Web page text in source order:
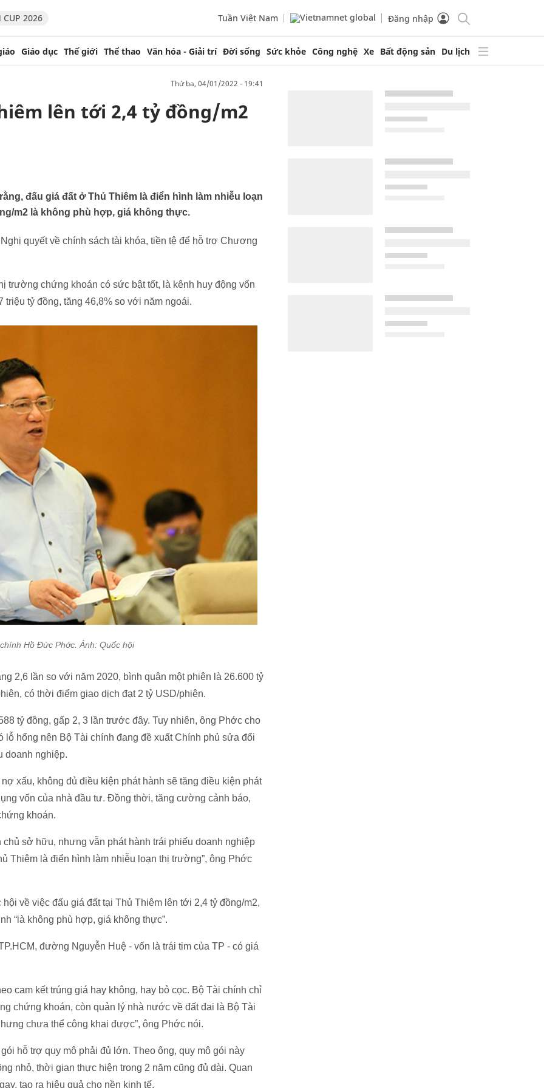
CUP 2026 Tuần Việt Nam Đăng nhập
Giáo dục Thế giới Thể thao Văn hóa - Giải trí Đời sống Sức khỏe Công nghệ Xe Bất động sản Du lịch
thứ ba, 04/01/2022 - 19:41
lên tới 2,4 tỷ đồng/m2
đấu giá đất ở Thủ Thiêm là điển hình làm nhiễu loạn
m2 là không phù hợp, giá không thực.
quyết về chính sách tài khóa, tiền tệ để hỗ trợ Chương
chứng khoán có sức bật tốt, là kênh huy động vốn
tỷ đồng, tăng 46,8% so với năm ngoái.
Hồ Đức Phớc. Ảnh: Quốc hội
2,6 lần so với năm 2020, bình quân một phiên là 26.600 tỷ
có thời điểm giao dịch đạt 2 tỷ USD/phiên.
tỷ đồng, gấp 2, 3 lần trước đây. Tuy nhiên, ông Phớc cho
lỗ hổng nên Bộ Tài chính đang đề xuất Chính phủ sửa đổi
doanh nghiệp.
xấu, không đủ điều kiện phát hành sẽ tăng điều kiện phát
vốn của nhà đầu tư. Đồng thời, tăng cường cảnh báo,
khoán.
sở hữu, nhưng vẫn phát hành trái phiếu doanh nghiệp
Thiêm là điển hình làm nhiễu loạn thị trường”, ông Phớc
về việc đấu giá đất tại Thủ Thiêm lên tới 2,4 tỷ đồng/m2,
“là không phù hợp, giá không thực”.
đường Nguyễn Huệ - vốn là trái tim của TP - có giá
cam kết trúng giá hay không, hay bỏ cọc. Bộ Tài chính chỉ
chứng khoán, còn quản lý nhà nước về đất đai là Bộ Tài
chưa thể công khai được”, ông Phớc nói.
hỗ trợ quy mô phải đủ lớn. Theo ông, quy mô gói này
nhỏ, thời gian thực hiện trong 2 năm cũng đủ dài. Quan
tạo ra hiệu quả cho nền kinh tế.